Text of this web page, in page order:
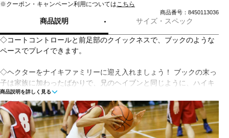
※クーポン・キャンペーン利用についてはこちら
商品番号：8450113036
商品説明 サイズ・スペック
◇コートコントロールと前足部のクイックネスで、ブックのような
ペースでプレイできます。
◇ヘクターをナイキファミリーに迎え入れましょう！ ブックの末っ
子は家族に加わったばかりで、兄のヘイブンと同じように、ハイキ
ングが大好きな忠実なカネコルソです。
この Book 2 は、2人の強さ、忠誠心、存在感を体現しており、大理
石模様のスウッシュ ロゴに沿って濃い茶色の目、アッパーの周りの
リッチな黒のコートからヒントを得ています。 耐久性に優れたラバ
商品説明を詳しく見る